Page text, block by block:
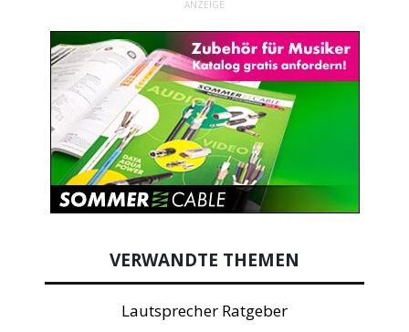
ANZEIGE
VERWANDTE THEMEN
Lautsprecher Ratgeber